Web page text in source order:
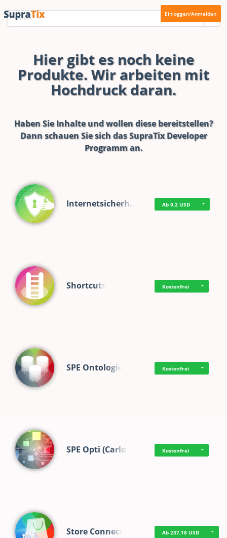
Einloggen/Anmelden
Hier gibt es noch keine
Produkte. Wir arbeiten mit
Hochdruck daran.
Haben Sie Inhalte und wollen diese bereitstellen?
Dann schauen Sie sich dasSupraTix Developer
Programman.
Internetsicherh… Ab 9,2 USD
Shortcuts Kostenfrei
SPE Ontologie Kostenfrei
SPE Opti (Carlo) Kostenfrei
Store Connect Ab 237,18 USD